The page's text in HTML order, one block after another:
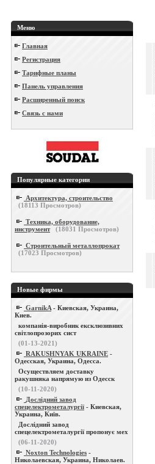
Меню
Главная
Регистрация
Тарифные планы
Панель управления
Расширенный поиск
Связь с нами
Популярные категории
Архитектура, строительство
(18113 Просмотров)
Техника, оборудование,
инструмент
(18031 Просмотров)
Строительный металлопрокат
(17023 Просмотров)
Новые фирмы
GarnikA - Киевская, Украина,
Киев.
компанія-виробник ексклюзивних
світлопрозорих сист
(01-13-2021)
RAKUSHNYAK UKRAINE -
Одесская, Украина, Одесса.
Осуществляем доставку
ракушняка напрямую из Одесск
(10-11-2020)
Дослідний завод
спецелектрометалургії - Киевская,
Украина, Київ.
Дослідний завод
спецелектрометалургії пропонує мех
(06-11-2020)
Noxton Technologies -
Николаевская, Украина, Николаев.